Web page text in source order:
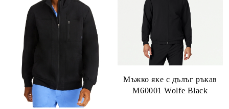
Мъжко яке с дълъг ръкав
М60001 Wolfe Black